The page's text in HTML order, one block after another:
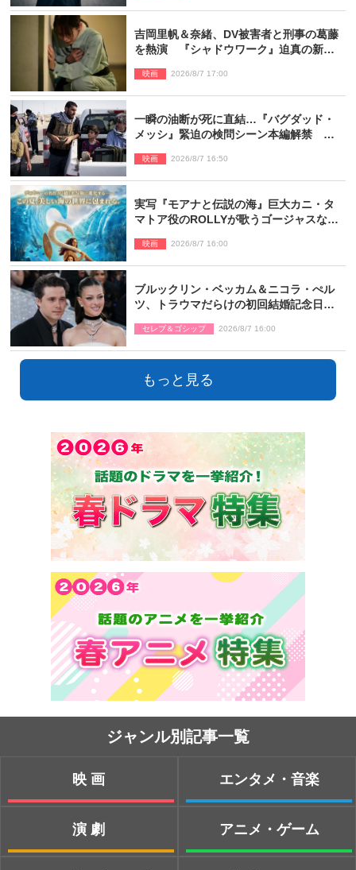
吉岡里帆＆奈緒、DV被害者と刑事の葛藤
を熱演 『シャドウワーク』迫真の新場
映画 2026/8/7 17:00
一瞬の油断が死に直結…『バグダッド・
メッシ』緊迫の検問シーン本編解禁 監
映画 2026/8/7 16:50
実写『モアナと伝説の海』巨大カニ・タ
マトア役のROLLYが歌うゴージャスな劇
映画 2026/8/7 16:00
ブルックリン・ベッカム＆ニコラ・ぺル
ツ、トラウマだらけの初回結婚記念日は
セレブ＆ゴシップ 2026/8/7 16:00
もっと見る
ジャンル別記事一覧
映画
演劇
エンタメ・音楽
アニメ・ゲーム